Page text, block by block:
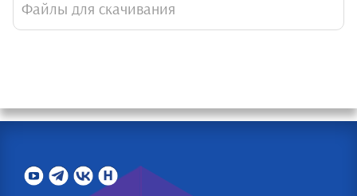
Файлы для скачивания